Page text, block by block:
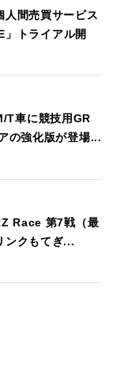
人間売買サービス
」トライアル開
T車に競技用GR
の強化版が登場...
Race 第7戦（最
ンクもてぎ...